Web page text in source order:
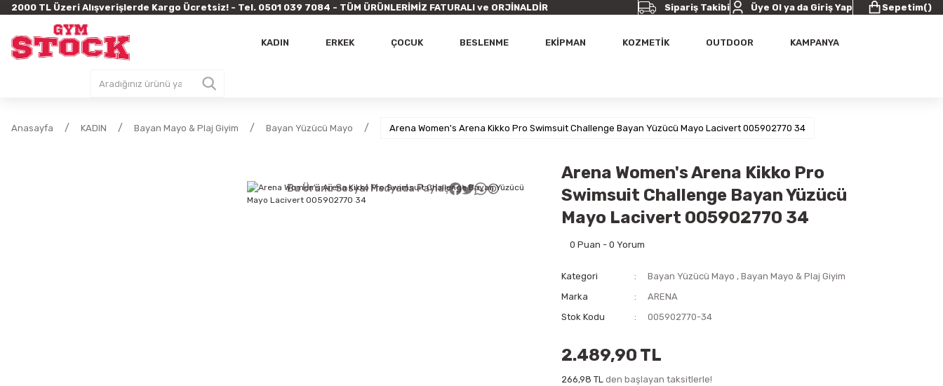
2000 TL Üzeri Alışverişlerde Kargo Ücretsiz! - Tel. 0501 039 7084 - TÜM ÜRÜNLERİMİZ FATURALI ve ORJİNALDİR Sipariş Takibi Üye Ol ya da Giriş Yap Sepetim()
KADIN ERKEK ÇOCUK BESLENME EKİPMAN KOZMETİK OUTDOOR KAMPANYA
Anasayfa KADIN Bayan Mayo & Plaj Giyim Bayan Yüzücü Mayo Arena Women's Arena Kikko Pro Swimsuit Challenge Bayan Yüzücü Mayo Lacivert 005902770 34
Bu Ürünü Sosyal Medyada Paylaş
Arena Women's Arena Kikko Pro
Swimsuit Challenge Bayan Yüzücü
Mayo Lacivert 005902770 34
0 Puan - 0 Yorum
Kategori Bayan Yüzücü Mayo , Bayan Mayo & Plaj Giyim
Marka
ARENA
Stok Kodu
005902770-34
2.489,90 TL
266,98 TL den başlayan taksitlerle!